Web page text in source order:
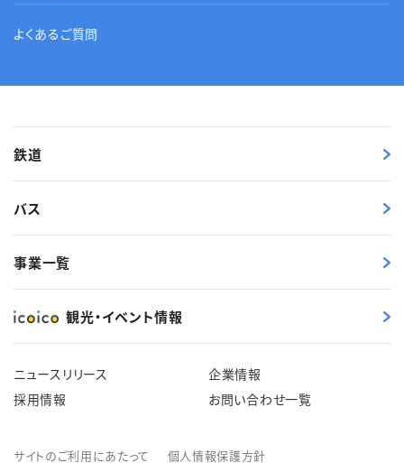
よくあるご質問
鉄道
バス
事業一覧
観光・イベント情報
ニュースリリース
企業情報
採用情報
お問い合わせ一覧
サイトのご利用にあたって 個人情報保護方針